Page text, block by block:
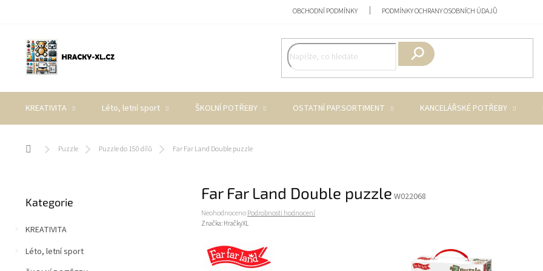
OBCHODNÍ PODMÍNKY PODMÍNKY OCHRANY OSOBNÍCH ÚDAJŮ
KREATIVITA Léto, letní sport ŠKOLNÍ POTŘEBY OSTATNÍ PAP.SORTIMENT KANCELÁŘSKÉ POTŘEBY
Domů Puzzle Puzzle do 150 dílů Far Far Land Double puzzle
s
r
a
kategorie
Kategorie
KREATIVITA
Léto, letní sport
Far Far Land Double puzzle W022068
Průměrné
hodnocení
0,0
NeohodnocenoPodrobnosti hodnocení
Značka: HračkyXL